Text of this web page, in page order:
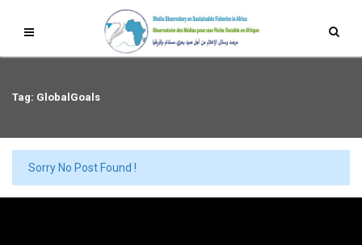
Tag: GlobalGoals
Sorry No Post Found !